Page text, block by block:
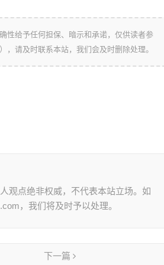
性给予任何担保、暗示和承诺，仅供读者参
请及时联系本站，我们会及时删除处理。
观点绝非权威，不代表本站立场。如
，我们将及时予以处理。
下一篇